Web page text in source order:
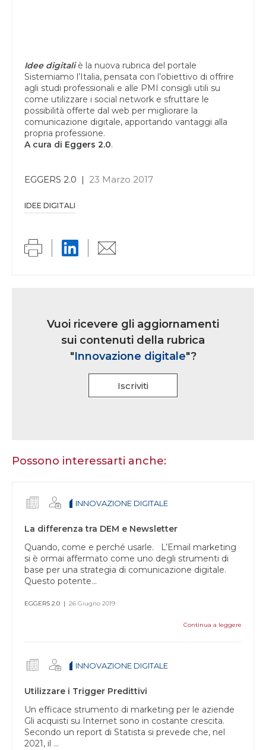
Idee digitaliè la nuova rubrica del portale
Sistemiamo l’Italia, pensata con l’obiettivo di offrire
agli studi professionali e alle PMI consigli utili su
come utilizzare i social network e sfruttare le
possibilità offerte dal web per migliorare la
comunicazione digitale, apportando vantaggi alla
propria professione.
A cura di Eggers 2.0.
EGGERS 2.0 | 23 Marzo 2017
IDEE DIGITALI
iscrizioneVuoi ricevere gli aggiornamenti
sui contenuti della rubrica
"Innovazione digitale"?
Iscriviti
essere
questo
campo
Possono interessarti anche:
INNOVAZIONE DIGITALE
La differenza tra DEM e Newsletter
Quando, come e perché usarle. L’Email marketing
si è ormai affermato come uno degli strumenti di
base per una strategia di comunicazione digitale.
Questo potente...
EGGERS 2.0 | 26 Giugno 2019
Continua a leggere
INNOVAZIONE DIGITALE
Utilizzare i Trigger Predittivi
Un efficace strumento di marketing per le aziende
Gli acquisti su Internet sono in costante crescita.
Secondo un report di Statista si prevede che, nel
2021, il ...